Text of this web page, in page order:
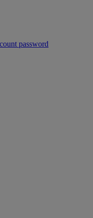
password